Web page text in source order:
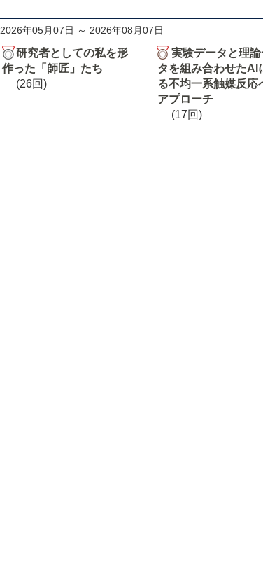
2026年05月07日 ～ 2026年08月07日
研究者としての私を形
作った「師匠」たち
(26回)
実験データと理論
タを組み合わせたAI
る不均一系触媒反応
アプローチ
(17回)